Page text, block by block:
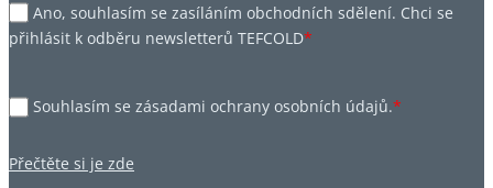
Ano, souhlasím se zasíláním obchodních sdělení. Chci se
přihlásit k odběru newsletterů TEFCOLD*
Souhlasím se zásadami ochrany osobních údajů.*
Přečtěte si je zde